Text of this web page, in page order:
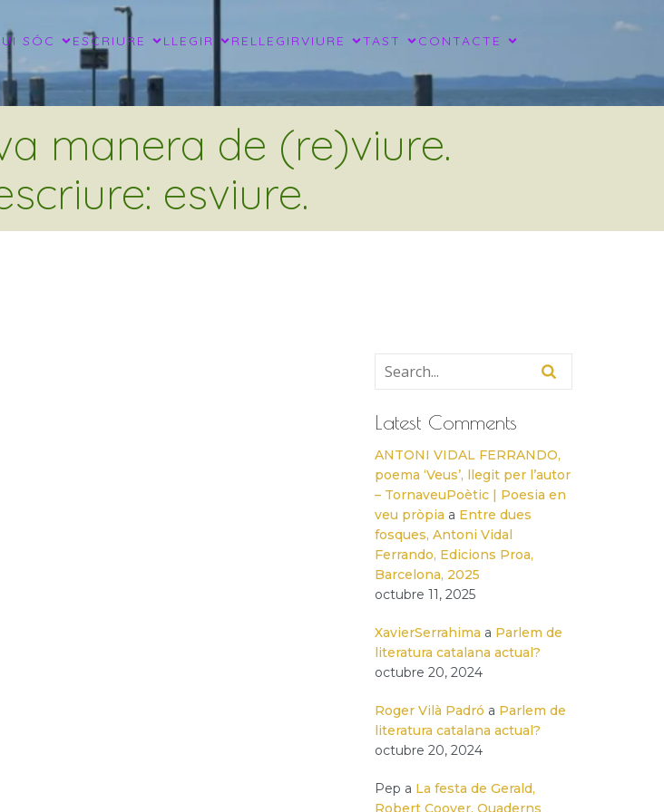
SÓC ESCRIURE LLEGIR RELLEGIRVIURE TAST CONTACTE
manera de (re)viure.
esviure.
Latest Comments
ANTONI VIDAL FERRANDO,
poema ‘Veus’, llegit per l’autor
– TornaveuPoètic | Poesia en
veu pròpia a Entre dues
fosques, Antoni Vidal
Ferrando, Edicions Proa,
Barcelona, 2025
octubre 11, 2025
XavierSerrahima a Parlem de
literatura catalana actual?
octubre 20, 2024
Roger Vilà Padró a Parlem de
literatura catalana actual?
octubre 20, 2024
Pep a La festa de Gerald,
Robert Coover, Quaderns